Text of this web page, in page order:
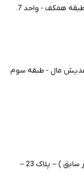
همکف - واحد 7.
هدیش مال - طبقه سوم
تهران - بلوار میرداماد – خیابان نسا – کوچه غفاری ( زرنگار سابق ) – پلاک 23 –